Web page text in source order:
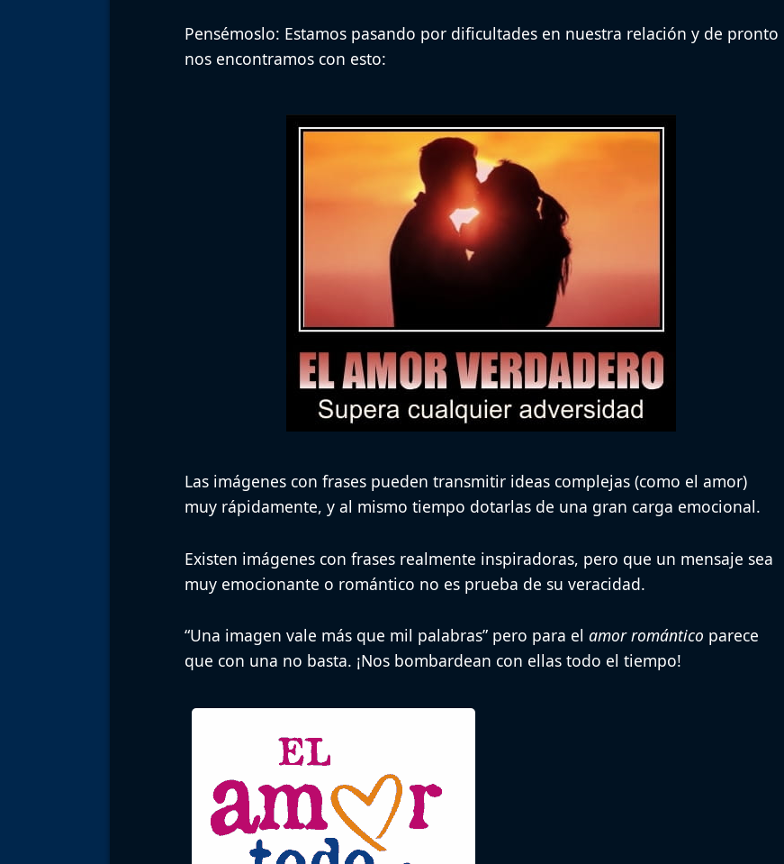
Pensémoslo: Estamos pasando por dificultades en nuestra relación y de pronto
nos encontramos con esto:
Las imágenes con frases pueden transmitir ideas complejas (como el amor)
muy rápidamente, y al mismo tiempo dotarlas de una gran carga emocional.
Existen imágenes con frases realmente inspiradoras, pero que un mensaje sea
muy emocionante o romántico no es prueba de su veracidad.
“Una imagen vale más que mil palabras”pero para el amor romántico parece
que con una no basta. ¡Nos bombardean con ellas todo el tiempo!